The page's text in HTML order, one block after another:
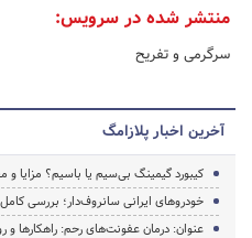
منتشر شده در سرویس:
سرگرمی و تفریح
آخرین اخبار پلازامگ
کیبورد گیمینگ بی‌سیم یا باسیم؟ مزایا و
خودروهای ایرانی سانروف‌دار؛ بررسی
عنوان: درمان عفونت‌های رحم: راهکارها